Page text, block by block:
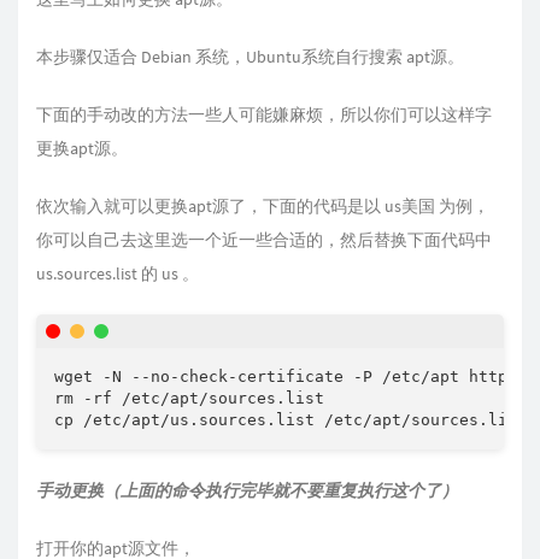
本步骤仅适合 Debian 系统，Ubuntu系统自行搜索 apt源。
下面的手动改的方法一些人可能嫌麻烦，所以你们可以这样字
更换apt源。
依次输入就可以更换apt源了，下面的代码是以 us美国 为例，
你可以自己去这里选一个近一些合适的，然后替换下面代码中
us.sources.list 的 us 。
wget -N --no-check-certificate -P /etc/apt https://
rm -rf /etc/apt/sources.list
手动更换（上面的命令执行完毕就不要重复执行这个了）
打开你的apt源文件，